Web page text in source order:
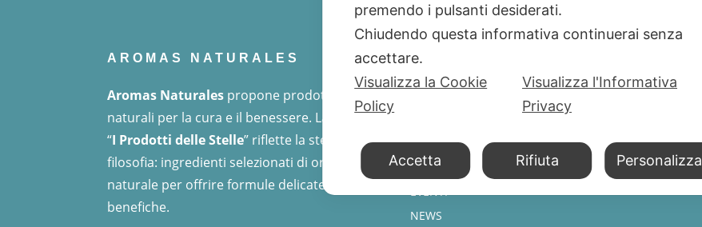
AROMAS NATURALES
Aromas Naturales propone prodotti
naturali per la cura e il benessere. La linea
“I Prodotti delle Stelle” riflette la stessa
filosofia: ingredienti selezionati di origine
naturale per offrire formule delicate e
benefiche.
I PRODOTTI DELLE STELLE
PRODOTTI
OFFERTE
EVENTI
NEWS
premendo i pulsanti desiderati.
Chiudendo questa informativa continuerai senza
accettare.
Visualizza la Cookie
Policy
Visualizza l'Informativa
Privacy
Accetta Rifiuta Personalizza